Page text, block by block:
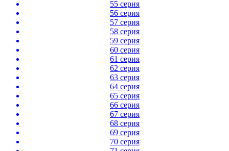
55 серия
56 серия
57 серия
58 серия
59 серия
60 серия
61 серия
62 серия
63 серия
64 серия
65 серия
66 серия
67 серия
68 серия
69 серия
70 серия